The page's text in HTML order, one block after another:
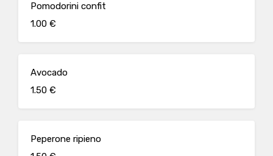
Pomodorini confit
1.00 €
Avocado
1.50 €
Peperone ripieno